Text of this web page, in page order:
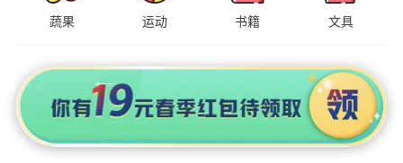
蔬果 运动 书籍 文具